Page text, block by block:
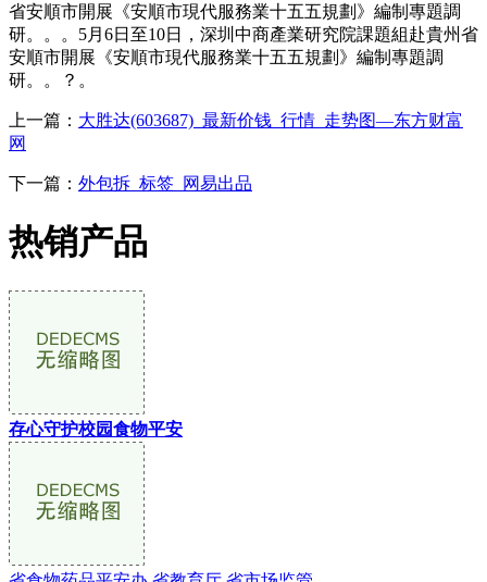
省安順市開展《安順市現代服務業十五五規劃》編制專題調
研。。。5月6日至10日，深圳中商產業研究院課題組赴貴州省
安順市開展《安順市現代服務業十五五規劃》編制專題調
研。。？。
上一篇： 大胜达(603687)_最新价钱_行情_走势图—东方财富
网
下一篇： 外包拆_标签_网易出品
热销产品
存心守护校园食物平安